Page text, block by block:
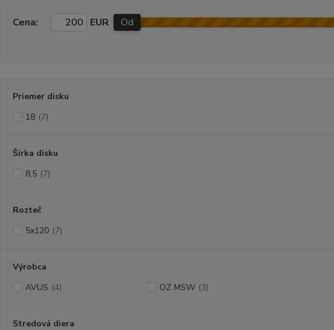
Cena: EUR Od
Priemer disku
18 (7)
Šírka disku
8,5 (7)
Rozteč
5x120 (7)
Výrobca
AVUS (4) OZ MSW (3)
Stredová diera